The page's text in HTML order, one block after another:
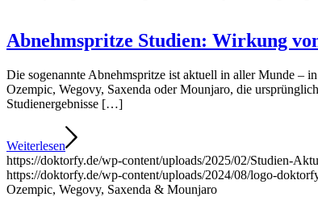
Abnehmspritze Studien: Wirkung
Die sogenannte Abnehmspritze ist aktuell in aller Munde –
Ozempic, Wegovy, Saxenda oder Mounjaro, die
Studienergebnisse […]
Weiterlesen
https://doktorfy.de/wp-content/uploads/2025/02/Studien-
https://doktorfy.de/wp-content/uploads/2024/08/logo-
Ozempic, Wegovy, Saxenda & Mounjaro